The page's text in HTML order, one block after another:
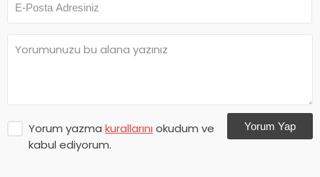
Yorum yazma kurallarını okudum ve
kabul ediyorum.
Yorum Yap